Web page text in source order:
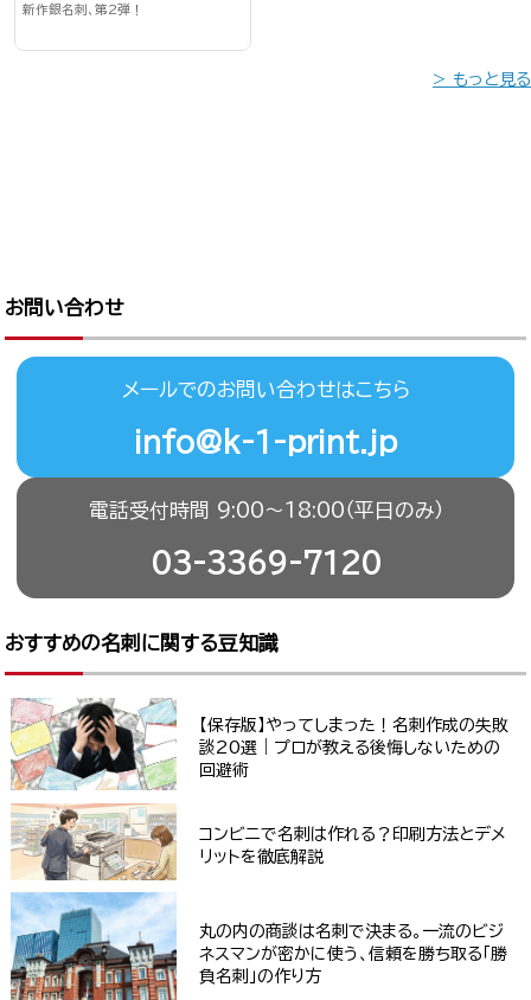
新作銀名刺、第2弾！
> もっと見る
お問い合わせ
メールでのお問い合わせはこちら
info@k-1-print.jp
電話受付時間 9:00〜18:00（平日のみ）
03-3369-7120
おすすめの名刺に関する豆知識
【保存版】やってしまった！名刺作成の失敗
談20選｜プロが教える後悔しないための
回避術
コンビニで名刺は作れる？印刷方法とデメ
リットを徹底解説
丸の内の商談は名刺で決まる。一流のビジ
ネスマンが密かに使う、信頼を勝ち取る「勝
負名刺」の作り方